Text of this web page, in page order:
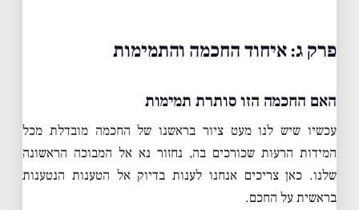
פרק ג: איחוד החכמה והתמימות
האם החכמה הזו סותרת תמימות
עכשיו שיש לנו מעט ציור בראשנו של החכמה מובדלת מכל
המידות הרעות שכורכים בה, נחזור נא אל המבוכה הראשונה
שלנו. כאן צריכים אנחנו לענות בדיוק אל הטענות הנטענות
בראשית על החכם.